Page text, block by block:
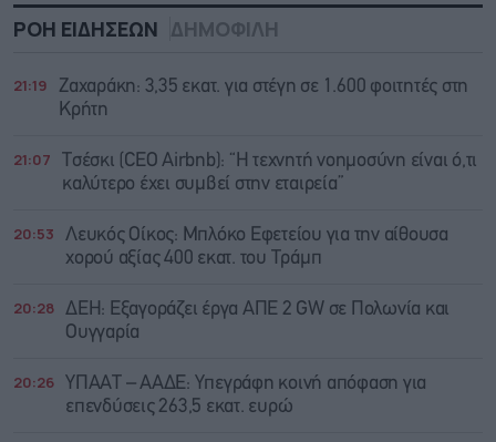
ΡΟΗ ΕΙΔΗΣΕΩΝ ΔΗΜΟΦΙΛΗ
21:19
Ζαχαράκη: 3,35 εκατ. για στέγη σε 1.600 φοιτητές στη
Κρήτη
21:07
Τσέσκι (CEO Airbnb): “Η τεχνητή νοημοσύνη είναι ό,τι
καλύτερο έχει συμβεί στην εταιρεία”
20:53
Λευκός Οίκος: Μπλόκο Εφετείου για την αίθουσα
χορού αξίας 400 εκατ. του Τράμπ
20:28 ΔΕΗ: Εξαγοράζει έργα ΑΠΕ 2 GW σε Πολωνία και
Ουγγαρία
20:26
ΥΠΑΑΤ – ΑΑΔΕ: Υπεγράφη κοινή απόφαση για
επενδύσεις 263,5 εκατ. ευρώ